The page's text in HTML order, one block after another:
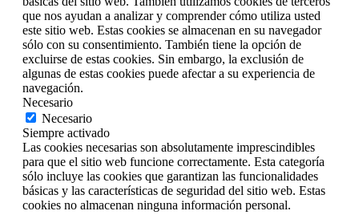
que nos ayudan a analizar y comprender cómo utiliza usted
este sitio web. Estas cookies se almacenan en su navegador
sólo con su consentimiento. También tiene la opción de
excluirse de estas cookies. Sin embargo, la exclusión de
algunas de estas cookies puede afectar a su experiencia de
navegación.
Necesario
Necesario
Siempre activado
Las cookies necesarias son absolutamente imprescindibles
para que el sitio web funcione correctamente. Esta categoría
sólo incluye las cookies que garantizan las funcionalidades
básicas y las características de seguridad del sitio web. Estas
cookies no almacenan ninguna información personal.